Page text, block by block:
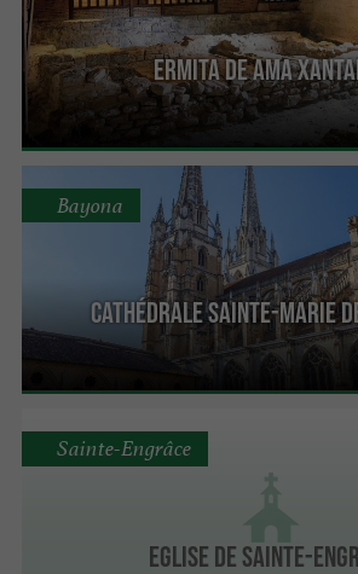
Ermita de Ama
Cathédrale Sainte-Marie
Bayona
Eglise de Sainte-
Sainte-Engrâce